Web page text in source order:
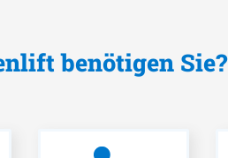
benötigen Sie?